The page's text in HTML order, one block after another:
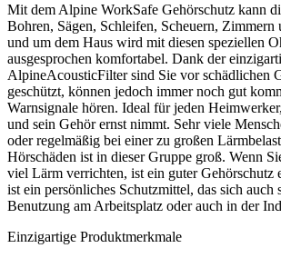
Mit dem Alpine WorkSafe Gehörschutz kann
Bohren, Sägen, Schleifen, Scheuern, Zimmern
und um dem Haus wird mit diesen speziellen
ausgesprochen komfortabel. Dank der
AlpineAcousticFilter sind Sie vor schädlichen
geschützt, können jedoch immer noch gut
Warnsignale hören. Ideal für jeden
und sein Gehör ernst nimmt. Sehr viele
oder regelmäßig bei einer zu großen
Hörschäden ist in dieser Gruppe groß. Wenn
viel Lärm verrichten, ist ein guter Gehörschutz
ist ein persönliches Schutzmittel, das sich auch
Benutzung am Arbeitsplatz oder auch in der
Einzigartige Produktmerkmale